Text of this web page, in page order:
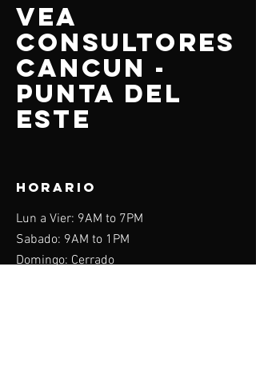
VEA
CONSULTORES
CANCUN -
PUNTA DEL
ESTE
HORARIO
Lun a Vier: 9AM to 7PM
Sabado: 9AM to 1PM
Domingo: Cerrado